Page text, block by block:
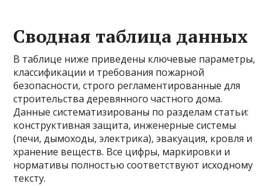
Сводная таблица данных
В таблице ниже приведены ключевые параметры,
классификации и требования пожарной
безопасности, строго регламентированные для
строительства деревянного частного дома.
Данные систематизированы по разделам статьи:
конструктивная защита, инженерные системы
(печи, дымоходы, электрика), эвакуация, кровля и
хранение веществ. Все цифры, маркировки и
нормативы полностью соответствуют исходному
тексту.